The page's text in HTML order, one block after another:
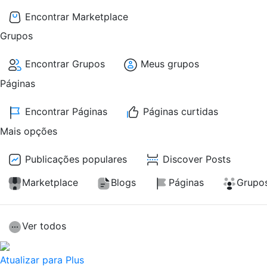
Encontrar Marketplace
Grupos
Encontrar Grupos
Meus grupos
Páginas
Encontrar Páginas
Páginas curtidas
Mais opções
Publicações populares
Discover Posts
Marketplace
Blogs Páginas
Ver todos
Atualizar para Plus